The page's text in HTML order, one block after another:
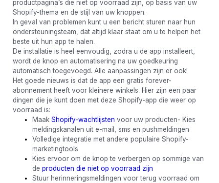
productpagina’s die niet op voorraad zijn, op basis van uw
Shopify-thema en de stijl van uw knoppen.
In geval van problemen kunt u een bericht sturen naar hun
ondersteuningsteam, dat altijd klaar staat om u te helpen het
beste uit hun app te halen.
De installatie is heel eenvoudig, zodra u de app installeert,
wordt de knop en automatisering na uw goedkeuring
automatisch toegevoegd. Alle aanpassingen zijn er ook!
Het goede nieuws is dat de app een gratis forever-
abonnement heeft voor kleinere winkels. Hier zijn een paar
dingen die je kunt doen met deze Shopify-app die weer op
voorraad is:
Maak Shopify-wachtlijsten voor uw producten- Kies
meldingskanalen uit e-mail, sms en pushmeldingen
Volledige integratie met andere populaire Shopify-
marketingtools
Kies ervoor om de knop te verbergen op sommige van
de producten die niet op voorraad zijn
Stuur herinneringsmeldingen voor terug voorraad om